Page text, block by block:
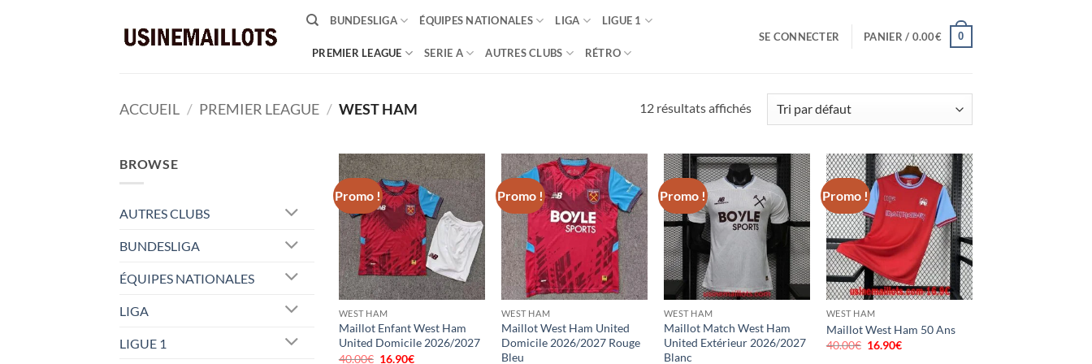
BUNDESLIGA ÉQUIPES NATIONALES LIGA LIGUE 1
PREMIER LEAGUE SERIE A AUTRES CLUBS RÉTRO
SE CONNECTER PANIER / 0.00€ 0
ACCUEIL / PREMIER LEAGUE / WEST HAM 12 résultats affichés
BROWSE
AUTRES CLUBS
BUNDESLIGA
ÉQUIPES NATIONALES
LIGA
LIGUE 1
Promo !
WEST HAM
Maillot Enfant West Ham
United Domicile 2026/2027
40.00€ Le
16.90€
Promo !
WEST HAM
Maillot West Ham United
Domicile 2026/2027 Rouge
Bleu
Promo !
WEST HAM
Maillot Match West Ham
United Extérieur 2026/2027
Blanc
Promo !
WEST HAM
Maillot West Ham 50 Ans
40.00€ Le
16.90€